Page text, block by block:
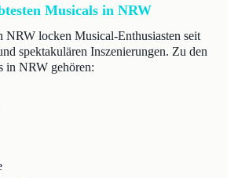
Musicals in NRW
NRW locken Musical-Enthusiasten seit
spektakulären Inszenierungen. Zu den
in NRW gehören: